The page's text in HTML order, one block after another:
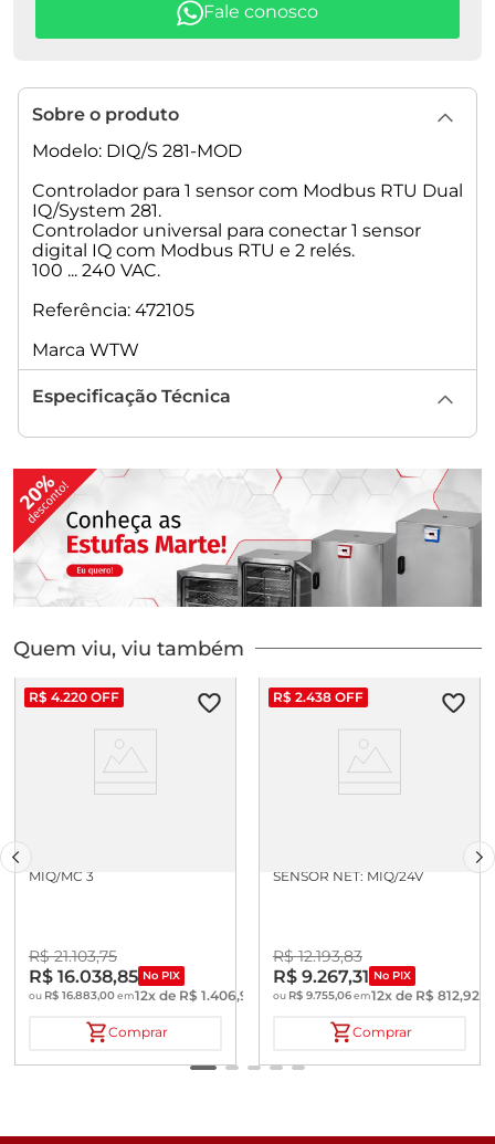
Fale conosco
Sobre o produto
Modelo: DIQ/S 281-MOD
Controlador para 1 sensor com Modbus RTU Dual
IQ/System 281.
Controlador universal para conectar 1 sensor
digital IQ com Modbus RTU e 2 relés.
100 ... 240 VAC.
Referência: 472105
Marca WTW
Especificação Técnica
Quem viu, viu também
R$ 4.220 OFF
MIQ/MC 3
R$ 21.103,75
R$ 16.038,85 No PIX
ou R$ 16.883,00em12x de R$ 1.406,91
Comprar
R$ 2.438 OFF
SENSOR NET: MIQ/24V
R$ 12.193,83
R$ 9.267,31 No PIX
ou R$ 9.755,06em12x de R$ 812,92
Comprar